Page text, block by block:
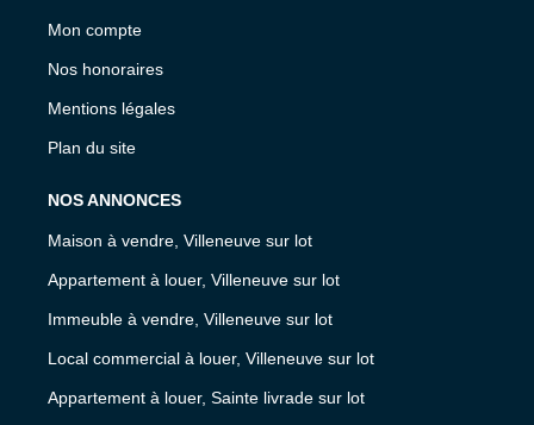
Mon compte
Nos honoraires
Mentions légales
Plan du site
NOS ANNONCES
Maison à vendre, Villeneuve sur lot
Appartement à louer, Villeneuve sur lot
Immeuble à vendre, Villeneuve sur lot
Local commercial à louer, Villeneuve sur lot
Appartement à louer, Sainte livrade sur lot